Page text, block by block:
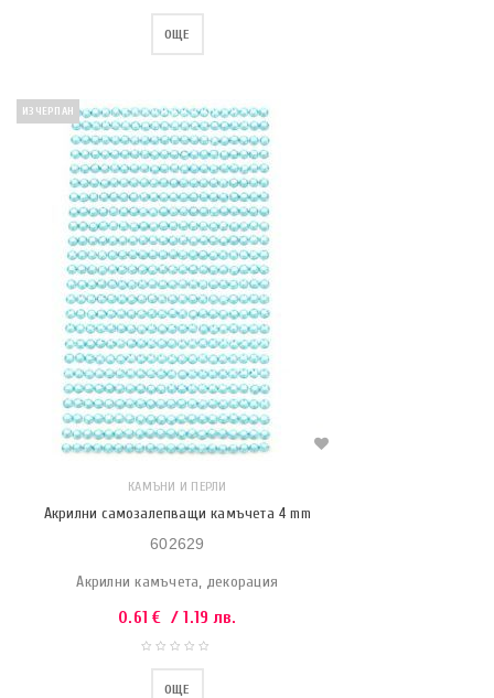
ОЩЕ
ИЗЧЕРПАН
КАМЪНИ И ПЕРЛИ
Акрилни самозалепващи камъчета 4 mm
602629
Акрилни камъчета, декорация
0.61€ / 1.19 лв.
ОЩЕ